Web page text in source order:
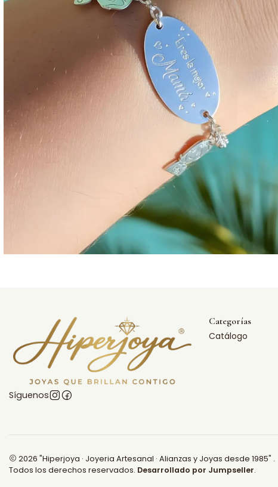
Síguenos
Categorías
Catálogo
2026 "Hiperjoya · Joyeria Artesanal · Alianzas y Joyas desde 1985" .
Todos los derechos reservados. Desarrollado por Jumpseller.